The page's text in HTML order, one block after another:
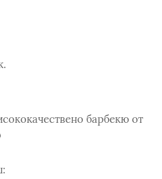
барбекю от